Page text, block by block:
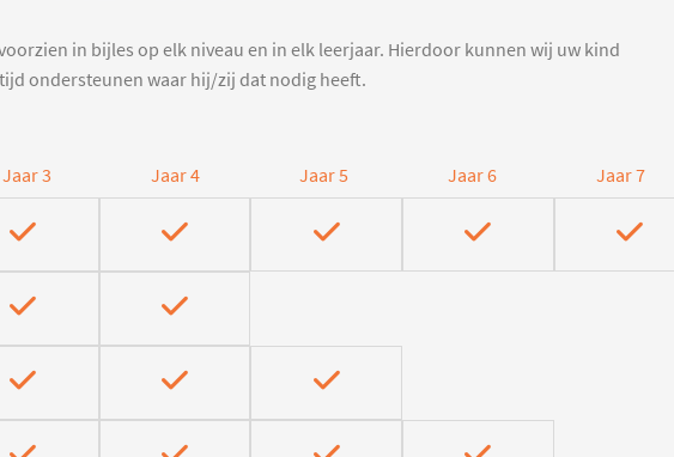
in bijles op elk niveau en in elk leerjaar. Hierdoor kunnen wij uw kind
ondersteunen waar hij/zij dat nodig heeft.
Jaar 3 Jaar 4 Jaar 5 Jaar 6 Jaar 7